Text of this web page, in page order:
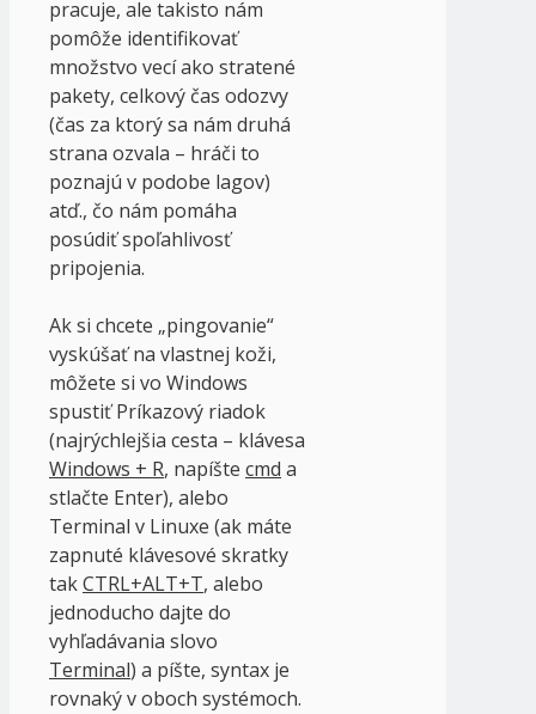
pracuje, ale takisto nám
pomôže identifikovať
množstvo vecí ako stratené
pakety, celkový čas odozvy
(čas za ktorý sa nám druhá
strana ozvala – hráči to
poznajú v podobe lagov)
atď., čo nám pomáha
posúdiť spoľahlivosť
pripojenia.
Ak si chcete „pingovanie“
vyskúšať na vlastnej koži,
môžete si vo Windows
spustiť Príkazový riadok
(najrýchlejšia cesta – klávesa
Windows + R, napíšte cmd a
stlačte Enter), alebo
Terminal v Linuxe (ak máte
zapnuté klávesové skratky
takCTRL+ALT+T, alebo
jednoducho dajte do
vyhľadávania slovo
Terminal) a píšte, syntax je
rovnaký v oboch systémoch.